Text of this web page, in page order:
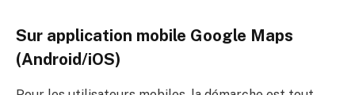
Sur application mobile Google Maps
(Android/iOS)